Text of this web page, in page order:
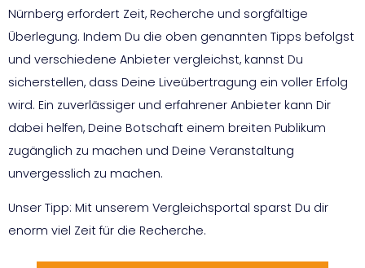
Nürnberg erfordert Zeit, Recherche und sorgfältige
Überlegung. Indem Du die oben genannten Tipps befolgst
und verschiedene Anbieter vergleichst, kannst Du
sicherstellen, dass Deine Liveübertragung ein voller Erfolg
wird. Ein zuverlässiger und erfahrener Anbieter kann Dir
dabei helfen, Deine Botschaft einem breiten Publikum
zugänglich zu machen und Deine Veranstaltung
unvergesslich zu machen.
Unser Tipp: Mit unserem Vergleichsportal sparst Du dir
enorm viel Zeit für die Recherche.